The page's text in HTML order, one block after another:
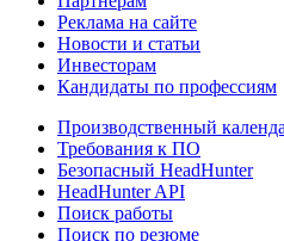
Реклама на сайте
Новости и статьи
Инвесторам
Кандидаты по профессиям
Производственный
Требования к ПО
Безопасный HeadHunter
HeadHunter API
Поиск работы
Поиск по резюме